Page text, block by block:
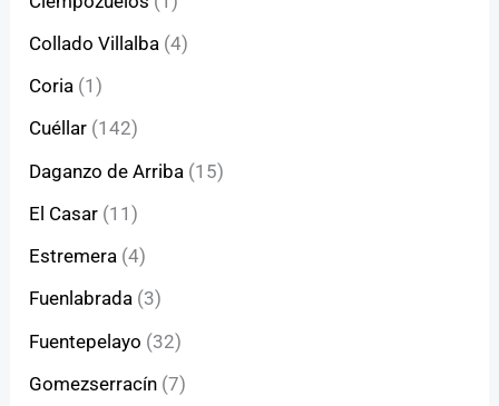
Collado Villalba (4)
Coria (1)
Cuéllar (142)
Daganzo de Arriba (15)
El Casar (11)
Estremera (4)
Fuenlabrada (3)
Fuentepelayo (32)
Gomezserracín (7)